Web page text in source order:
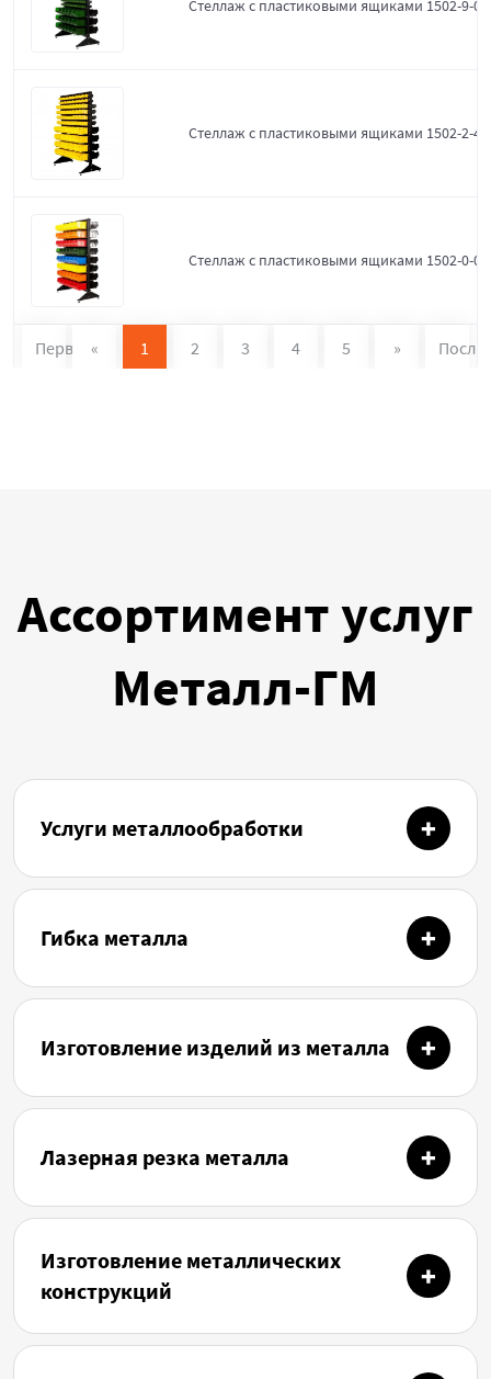
Стеллаж с пластиковыми ящиками 1502-9-0-
Стеллаж с пластиковыми ящиками 1502-2-4-
Стеллаж с пластиковыми ящиками 1502-0-0-
Первая « 1 2 3 4 5 »
Ассортимент услуг
Металл-ГМ
Услуги металлообработки
Гибка металла
Изготовление изделий из металла
Лазерная резка металла
Изготовление металлических
конструкций